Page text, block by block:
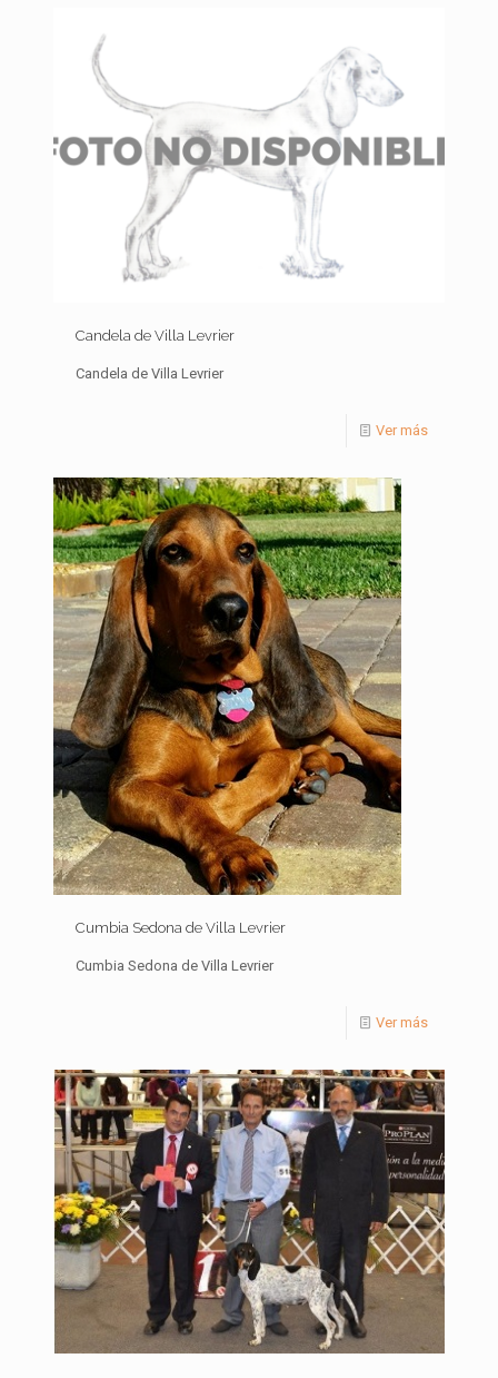
Candela de Villa Levrier
Candela de Villa Levrier
Ver más
Cumbia Sedona de Villa Levrier
Cumbia Sedona de Villa Levrier
Ver más